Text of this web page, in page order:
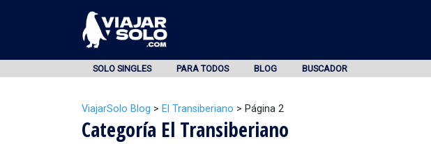
SOLO SINGLES PARA TODOS BLOG BUSCADOR
ViajarSolo Blog > El Transiberiano > Página 2
Categoría El Transiberiano